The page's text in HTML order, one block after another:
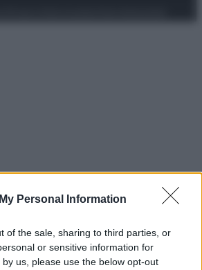
Personal Information
of the sale, sharing to third parties, or
or sensitive information for
us, please use the below opt-out